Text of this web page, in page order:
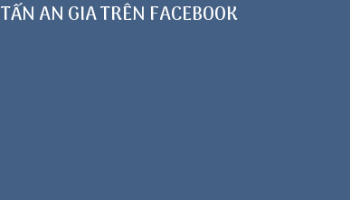
TẤN AN GIA TRÊN FACEBOOK